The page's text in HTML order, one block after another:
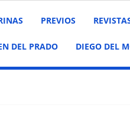
PREVIOS
DEL PRADO DIEGO DEL